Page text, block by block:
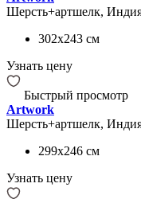
Шерсть+артшелк,
302x243 см
Узнать цену
Быстрый просмотр
Artwork
Шерсть+артшелк,
299x246 см
Узнать цену